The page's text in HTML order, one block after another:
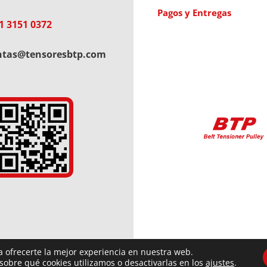
3151 0372
Pagos y Entregas
2018 ⇒ Tensores BTP | Fernández de Oliveira 3353 | Caseros |
ofrecerte la mejor experiencia en nuestra web.
qué cookies utilizamos o desactivarlas en los ajustes.